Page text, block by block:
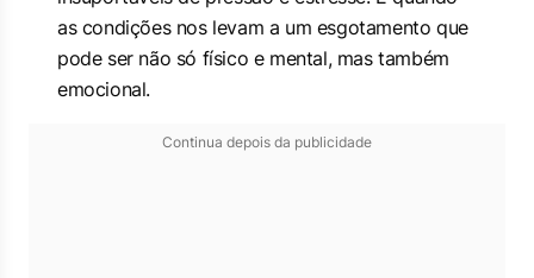
as condições nos levam a um esgotamento que
pode ser não só físico e mental, mas também
emocional.
Continua depois da publicidade